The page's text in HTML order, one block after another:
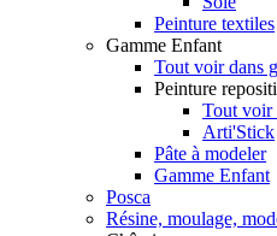
Peinture textiles
Gamme Enfant
Tout voir dans
Peinture
Tout voir
Arti'Stick
Pâte à modeler
Gamme Enfant
Posca
Résine, moulage,